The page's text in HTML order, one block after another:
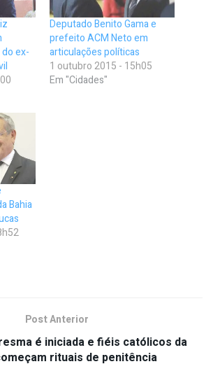
ex-
Deputado Benito Gama e
prefeito ACM Neto em
articulações políticas
1 outubro 2015 - 15h05
Em "Cidades"
Bahia
Post Anterior
é iniciada e fiéis católicos da
rituais de penitência